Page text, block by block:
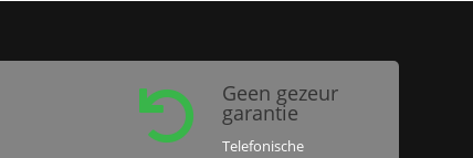
 Geen gezeur
garantie
Telefonische